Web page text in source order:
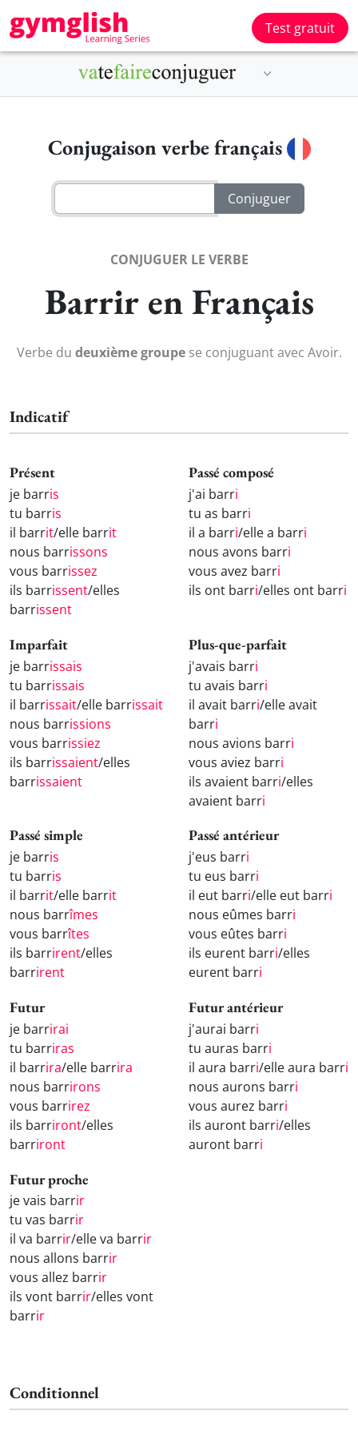
Test gratuit
Conjugaison verbe français
CONJUGUER LE VERBE
Barrir en Français
Verbe du deuxième groupese conjuguant avec Avoir.
Indicatif
Présent
je barris
tu barris
il barrit/elle barrit
nous barrissons
vous barrissez
ils barrissent/elles
barrissent
Passé composé
j'ai barri
tu as barri
il a barri/elle a barri
nous avons barri
vous avez barri
ils ont barri/elles ont barri
Imparfait
je barrissais
tu barrissais
il barrissait/elle barrissait
nous barrissions
vous barrissiez
ils barrissaient/elles
barrissaient
Plus-que-parfait
j'avais barri
tu avais barri
il avait barri/elle avait
barri
nous avions barri
vous aviez barri
ils avaient barri/elles
avaient barri
Passé simple
je barris
tu barris
il barrit/elle barrit
nous barrîmes
vous barrîtes
ils barrirent/elles
barrirent
Passé antérieur
j'eus barri
tu eus barri
il eut barri/elle eut barri
nous eûmes barri
vous eûtes barri
ils eurent barri/elles
eurent barri
Futur
je barrirai
tu barriras
il barrira/elle barrira
nous barrirons
vous barrirez
ils barriront/elles
barriront
Futur antérieur
j'aurai barri
tu auras barri
il aura barri/elle aura barri
nous aurons barri
vous aurez barri
ils auront barri/elles
auront barri
Futur proche
je vais barrir
tu vas barrir
il va barrir/elle va barrir
nous allons barrir
vous allez barrir
ils vont barrir/elles vont
barrir
Conditionnel